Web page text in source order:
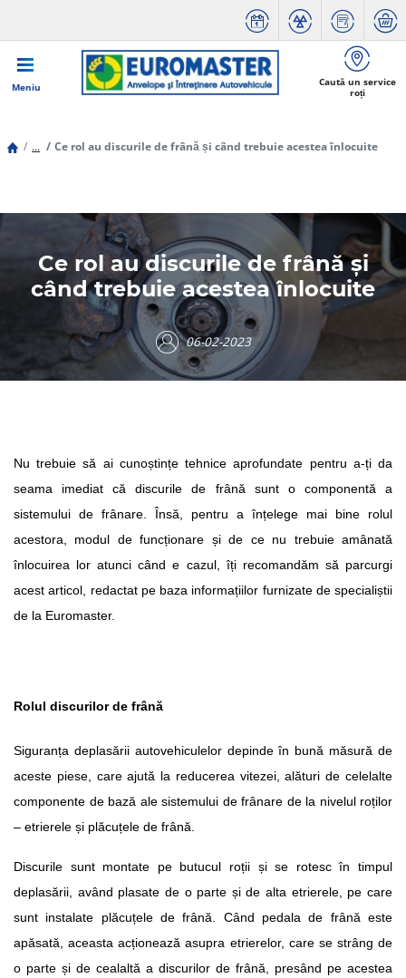
Meniu
Caută un service
roți
... Ce rol au discurile de frână și când trebuie acestea înlocuite
Ce rol au discurile de frână și
când trebuie acestea înlocuite
06-02-2023
Nu trebuie să ai cunoștințe tehnice aprofundate pentru a-ți da
seama imediat că discurile de frână sunt o componentă a
sistemului de frânare. Însă, pentru a înțelege mai bine rolul
acestora, modul de funcționare și de ce nu trebuie amânată
înlocuirea lor atunci când e cazul, îți recomandăm să parcurgi
acest articol, redactat pe baza informațiilor furnizate de specialiștii
de la Euromaster.
Rolul discurilor de frână
Siguranța deplasării autovehiculelor depinde în bună măsură de
aceste piese, care ajută la reducerea vitezei, alături de celelalte
componente de bază ale sistemului de frânare de la nivelul roților
– etrierele și plăcuțele de frână.
Discurile sunt montate pe butucul roții și se rotesc în timpul
deplasării, având plasate de o parte și de alta etrierele, pe care
sunt instalate plăcuțele de frână. Când pedala de frână este
apăsată, aceasta acționează asupra etrierelor, care se strâng de
o parte și de cealaltă a discurilor de frână, presând pe acestea